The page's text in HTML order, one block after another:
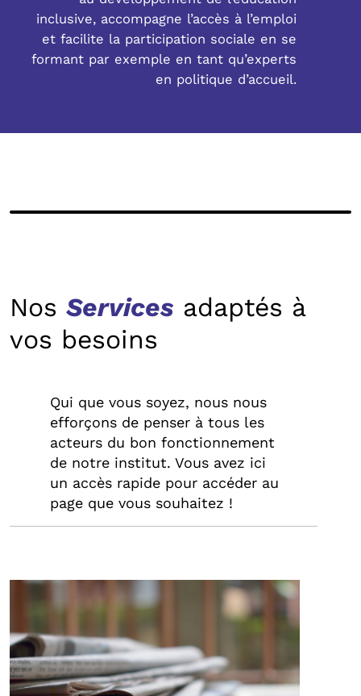
inclusive, accompagne l’accès à l’emploi
et facilite la participation sociale en se
formant par exemple en tant qu’experts
en politique d’accueil.
Nos Services adaptés à
vos besoins
Qui que vous soyez, nous nous
efforçons de penser à tous les
acteurs du bon fonctionnement
de notre institut. Vous avez ici
un accès rapide pour accéder au
page que vous souhaitez !